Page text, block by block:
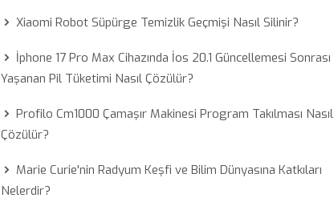
Xiaomi Robot Süpürge Temizlik Geçmişi Nasıl Silinir?
İphone 17 Pro Max Cihazında İos 20.1 Güncellemesi Sonrası
Yaşanan Pil Tüketimi Nasıl Çözülür?
Profilo Cm1000 Çamaşır Makinesi Program Takılması Nasıl
Çözülür?
Marie Curie'nin Radyum Keşfi ve Bilim Dünyasına Katkıları
Nelerdir?